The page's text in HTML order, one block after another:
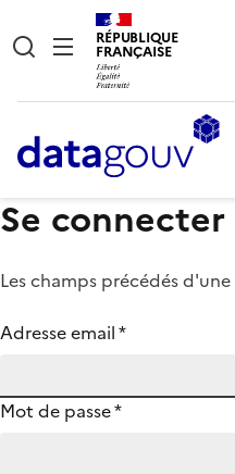
RÉPUBLIQUE
FRANÇAISE
Se connecter
Les champs précédés
Adresse email*
Mot de passe*